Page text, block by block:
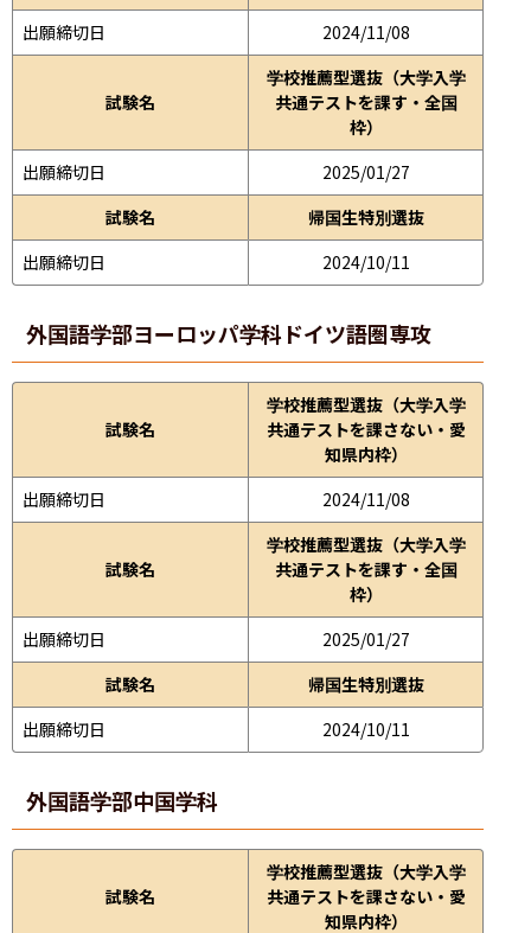
出願締切日
2024/11/08
試験名
学校推薦型選抜（大学入学
共通テストを課す・全国
枠）
出願締切日
2025/01/27
試験名
帰国生特別選抜
出願締切日
2024/10/11
外国語学部ヨーロッパ学科ドイツ語圏専攻
試験名
学校推薦型選抜（大学入学
共通テストを課さない・愛
知県内枠）
出願締切日
2024/11/08
試験名
学校推薦型選抜（大学入学
共通テストを課す・全国
枠）
出願締切日
2025/01/27
試験名
帰国生特別選抜
出願締切日
2024/10/11
外国語学部中国学科
試験名
学校推薦型選抜（大学入学
共通テストを課さない・愛
知県内枠）